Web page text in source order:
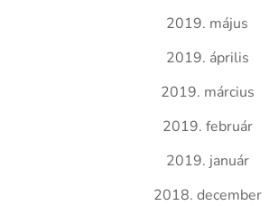
2019. május
2019. április
2019. március
2019. február
2019. január
2018. december